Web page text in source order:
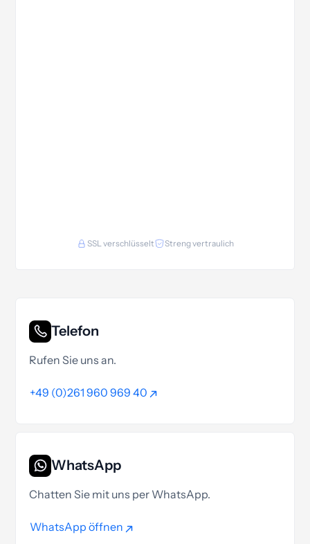
SSL verschlüsselt Streng vertraulich
Telefon
Rufen Sie uns an.
+49 (0)261 960 969 40
WhatsApp
Chatten Sie mit uns per WhatsApp.
WhatsApp öffnen